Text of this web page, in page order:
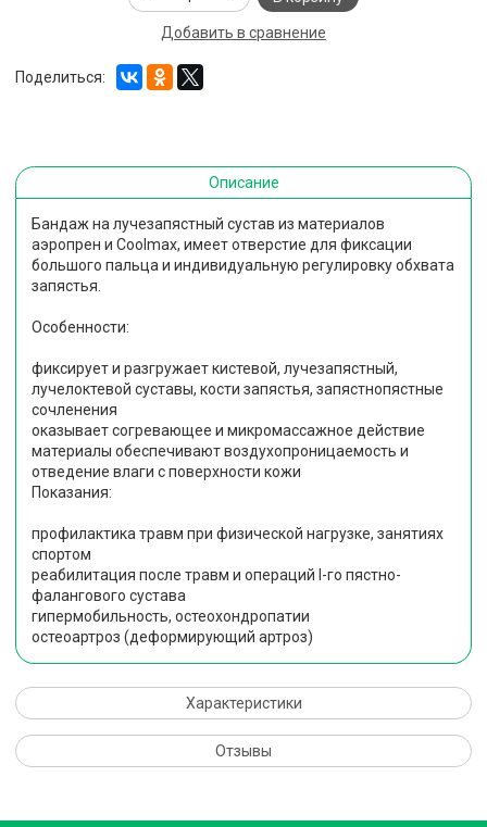
Добавить в сравнение
Поделиться:
Описание
Бандаж на лучезапястный сустав из материалов
аэропрен и Coolmax, имеет отверстие для фиксации
большого пальца и индивидуальную регулировку обхвата
запястья.
Особенности:
фиксирует и разгружает кистевой, лучезапястный,
лучелоктевой суставы, кости запястья, запястнопястные
сочленения
оказывает согревающее и микромассажное действие
материалы обеспечивают воздухопроницаемость и
отведение влаги с поверхности кожи
Показания:
профилактика травм при физической нагрузке, занятиях
спортом
реабилитация после травм и операций I-го пястно-
фалангового сустава
гипермобильность, остеохондропатии
остеоартроз (деформирующий артроз)
Характеристики
Отзывы